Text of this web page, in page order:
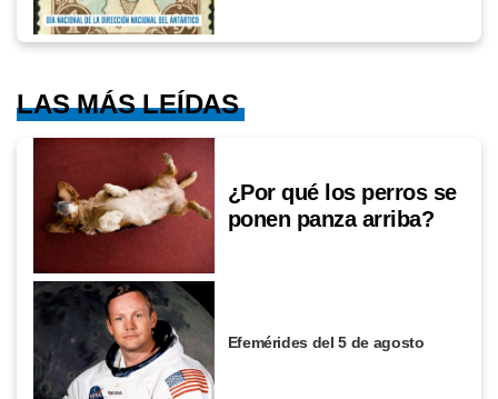
LAS MÁS LEÍDAS
¿Por qué los perros se
ponen panza arriba?
Efemérides del 5 de agosto